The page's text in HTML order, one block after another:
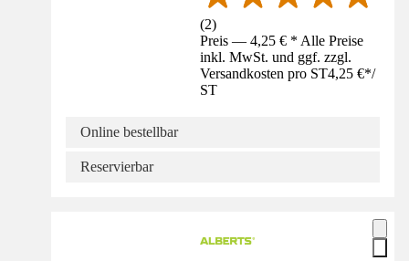
(2)
Preis — 4,25 € * Alle Preise
inkl. MwSt. und ggf. zzgl.
Versandkosten pro ST4,25 €*/
ST
Online bestellbar
Reservierbar